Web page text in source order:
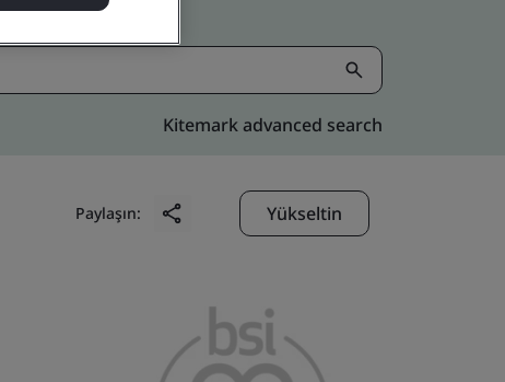
Kitemark advanced search
Paylaşın: Yükseltin